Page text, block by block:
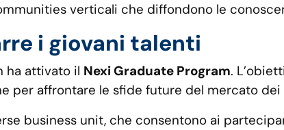
verticali che diffondono le
i giovani talenti
ha attivato il Nexi Graduate Program.
per affrontare le sfide future del mercato
business unit, che consentono ai